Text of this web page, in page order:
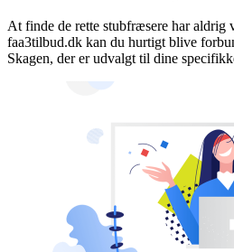
At finde de rette stubfræsere har aldrig
faa3tilbud.dk kan du hurtigt blive
Skagen, der er udvalgt til dine